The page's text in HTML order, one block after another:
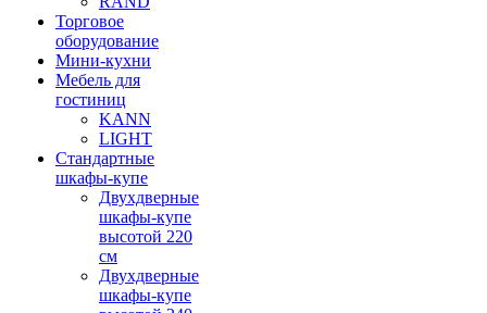
Торговое
оборудование
Мини-кухни
Мебель для
гостиниц
KANN
LIGHT
Стандартные
шкафы-купе
Двухдверные
шкафы-купе
высотой 220
см
Двухдверные
шкафы-купе